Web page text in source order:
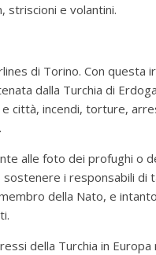
striscioni e volantini.
di Torino. Con questa
dalla Turchia di
città, incendi, torture,
alle foto dei profughi o
i responsabili di
della Nato, e
della Turchia in